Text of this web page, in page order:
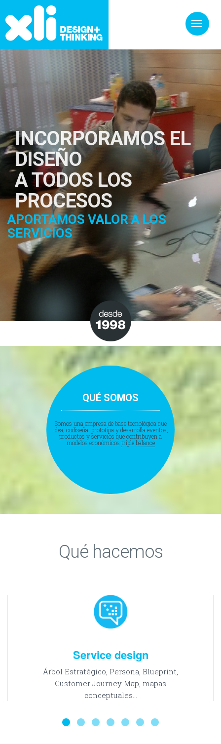
INCORPORAMOS EL
DISEÑO
A TODOS LOS
PROCESOS
APORTAMOS VALOR A LOS
SERVICIOS
QUÉ SOMOS
Somos una empresa de base tecnológica que
idea, codiseña, prototipa y desarrolla eventos,
productos y servicios que contribuyen a
modelos económicos triple balance
Qué hacemos
Service design
Árbol Estratégico, Persona, Blueprint,
Customer Journey Map, mapas
conceptuales...